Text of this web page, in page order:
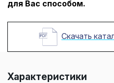
для Вас способом.
Скачать
Характеристики